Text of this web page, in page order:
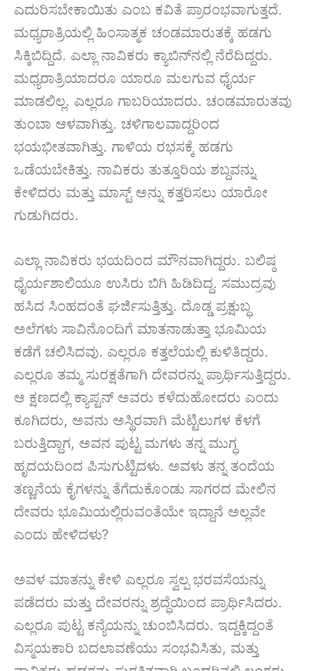
ಎದುರಿಸಬೇಕಾಯಿತು ಎಂಬ ಕವಿತೆ ಪ್ರಾರಂಭವಾಗುತ್ತದೆ.
ಮಧ್ಯರಾತ್ರಿಯಲ್ಲಿ ಹಿಂಸಾತ್ಮಕ ಚಂಡಮಾರುತಕ್ಕೆ ಹಡಗು
ಸಿಕ್ಕಿಬಿದ್ದಿದೆ. ಎಲ್ಲಾ ನಾವಿಕರು ಕ್ಯಾಬಿನ್‌ನಲ್ಲಿ ನೆರೆದಿದ್ದರು.
ಮಧ್ಯರಾತ್ರಿಯಾದರೂ ಯಾರೂ ಮಲಗುವ ಧೈರ್ಯ
ಮಾಡಲಿಲ್ಲ. ಎಲ್ಲರೂ ಗಾಬರಿಯಾದರು. ಚಂಡಮಾರುತವು
ತುಂಬಾ ಆಳವಾಗಿತ್ತು. ಚಳಿಗಾಲವಾದ್ದರಿಂದ
ಭಯಭೀತವಾಗಿತ್ತು. ಗಾಳಿಯ ರಭಸಕ್ಕೆ ಹಡಗು
ಒಡೆಯಬೇಕಿತ್ತು. ನಾವಿಕರು ತುತ್ತೂರಿಯ ಶಬ್ದವನ್ನು
ಕೇಳಿದರು ಮತ್ತು ಮಾಸ್ಟ್ ಅನ್ನು ಕತ್ತರಿಸಲು ಯಾರೋ
ಗುಡುಗಿದರು.
ಎಲ್ಲಾ ನಾವಿಕರು ಭಯದಿಂದ ಮೌನವಾಗಿದ್ದರು. ಬಲಿಷ್ಠ
ಧೈರ್ಯಶಾಲಿಯೂ ಉಸಿರು ಬಿಗಿ ಹಿಡಿದಿದ್ದ. ಸಮುದ್ರವು
ಹಸಿದ ಸಿಂಹದಂತೆ ಘರ್ಜಿಸುತ್ತಿತ್ತು. ದೊಡ್ಡ ಪ್ರಕ್ಷುಬ್ಧ
ಅಲೆಗಳು ಸಾವಿನೊಂದಿಗೆ ಮಾತನಾಡುತ್ತಾ ಭೂಮಿಯ
ಕಡೆಗೆ ಚಲಿಸಿದವು. ಎಲ್ಲರೂ ಕತ್ತಲೆಯಲ್ಲಿ ಕುಳಿತಿದ್ದರು.
ಎಲ್ಲರೂ ತಮ್ಮ ಸುರಕ್ಷತೆಗಾಗಿ ದೇವರನ್ನು ಪ್ರಾರ್ಥಿಸುತ್ತಿದ್ದರು.
ಆ ಕ್ಷಣದಲ್ಲಿ ಕ್ಯಾಪ್ಟನ್ ಅವರು ಕಳೆದುಹೋದರು ಎಂದು
ಕೂಗಿದರು, ಅವನು ಅಸ್ಥಿರವಾಗಿ ಮೆಟ್ಟಿಲುಗಳ ಕೆಳಗೆ
ಬರುತ್ತಿದ್ದಾಗ, ಅವನ ಪುಟ್ಟ ಮಗಳು ತನ್ನ ಮುಗ್ಧ
ಹೃದಯದಿಂದ ಪಿಸುಗುಟ್ಟಿದಳು. ಅವಳು ತನ್ನ ತಂದೆಯ
ತಣ್ಣನೆಯ ಕೈಗಳನ್ನು ತೆಗೆದುಕೊಂಡು ಸಾಗರದ ಮೇಲಿನ
ದೇವರು ಭೂಮಿಯಲ್ಲಿರುವಂತೆಯೇ ಇದ್ದಾನೆ ಅಲ್ಲವೇ
ಎಂದು ಹೇಳಿದಳು?
ಅವಳ ಮಾತನ್ನು ಕೇಳಿ ಎಲ್ಲರೂ ಸ್ವಲ್ಪ ಭರವಸೆಯನ್ನು
ಪಡೆದರು ಮತ್ತು ದೇವರನ್ನು ಶ್ರದ್ಧೆಯಿಂದ ಪ್ರಾರ್ಥಿಸಿದರು.
ಎಲ್ಲರೂ ಪುಟ್ಟ ಕನ್ಯೆಯನ್ನು ಚುಂಬಿಸಿದರು. ಇದ್ದಕ್ಕಿದ್ದಂತೆ
ವಿಸ್ಮಯಕಾರಿ ಬದಲಾವಣೆಯು ಸಂಭವಿಸಿತು, ಮತ್ತು